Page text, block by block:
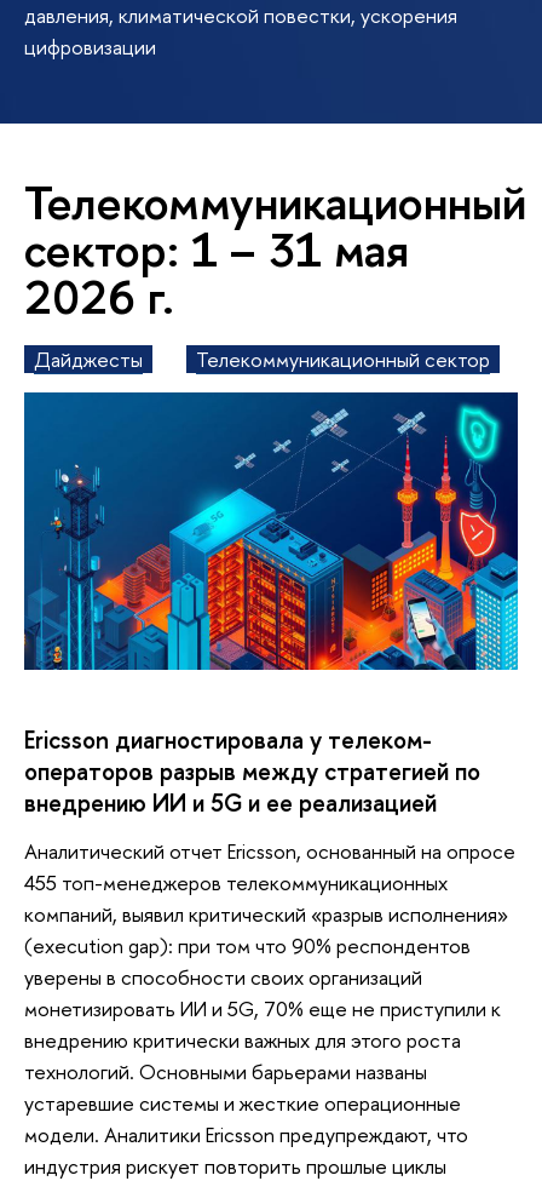
давления, климатической повестки, ускорения
цифровизации
Телекоммуникационный
сектор: 1 – 31 мая
2026 г.
Дайджесты Телекоммуникационный сектор
Ericsson диагностировала у телеком-
операторов разрыв между стратегией по
внедрению ИИ и 5G и ее реализацией
Аналитический отчет Ericsson, основанный на опросе
455 топ-менеджеров телекоммуникационных
компаний, выявил критический «разрыв исполнения»
(execution gap): при том что 90% респондентов
уверены в способности своих организаций
монетизировать ИИ и 5G, 70% еще не приступили к
внедрению критически важных для этого роста
технологий. Основными барьерами названы
устаревшие системы и жесткие операционные
модели. Аналитики Ericsson предупреждают, что
индустрия рискует повторить прошлые циклы